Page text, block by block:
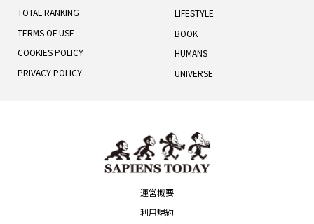
TOTAL RANKING
TERMS OF USE
COOKIES POLICY
PRIVACY POLICY
LIFESTYLE
BOOK
HUMANS
UNIVERSE
運営概要
利用規約